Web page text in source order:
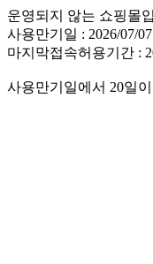
운영되지 않는 쇼핑몰
사용만기일 : 2026/07/07
마지막접속허용기간 :
사용만기일에서 20일